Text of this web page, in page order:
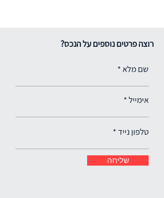
רוצה פרטים נוספים על הנכס?
שם מלא
אימייל
טלפון נייד
שליחה